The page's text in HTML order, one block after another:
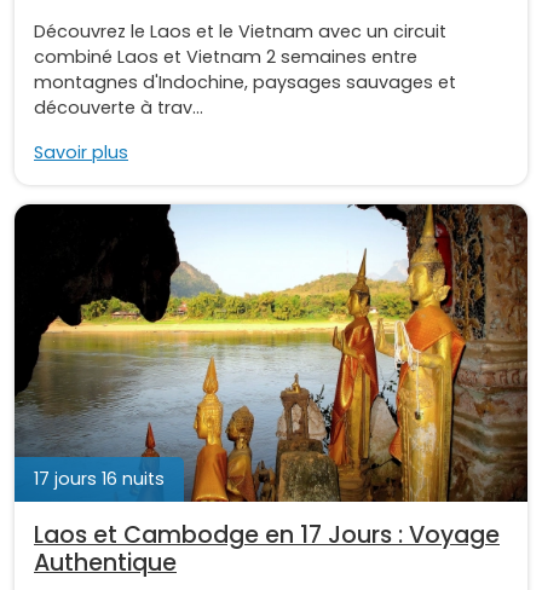
Découvrez le Laos et le Vietnam avec un circuit
combiné Laos et Vietnam 2 semaines entre
montagnes d'Indochine, paysages sauvages et
découverte à trav...
Savoir plus
17 jours 16 nuits
Laos et Cambodge en 17 Jours : Voyage
Authentique